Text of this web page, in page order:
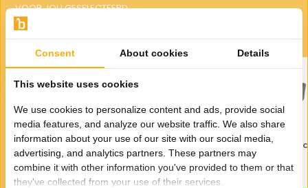
VOOR JOU GESELECTEERD
Gerelateerde producten
Fauteuil Seattle - Zwart |
Goud
700,- 525,-
Zitbank Seattle -
Zwart
Consent About cookies Details
This website uses cookies
We use cookies to personalize content and ads, provide social
media features, and analyze our website traffic. We also share
information about your use of our site with our social media,
advertising, and analytics partners. These partners may
combine it with other information you've provided to them or that
they've collected from your use of their services.